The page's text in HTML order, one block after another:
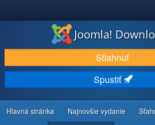
STIAHNUŤ & ROZŠÍRIŤ
OBJAVUJTE & UČTE SA
KOMUNITA & PODPORA
ZDROJE INFORMÁCIÍ PRE VÝVOJÁROV
Joomla!
Stiahnuť
Spustiť
Hlavná stránka Najnovšie vydanie